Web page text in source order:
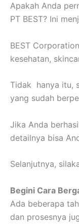
Apakah Anda
PT BEST? Ini
BEST
kesehatan,
Tidak hanya itu,
yang sudah
Jika Anda
detailnya bisa
Selanjutnya,
Begini Cara
Ada beberapa
dan prosesnya